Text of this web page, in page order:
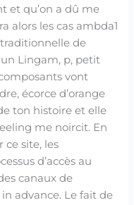
et qu’on a dû me
alors les cas ambda1
de
Lingam, p, petit
vont
écorce d’orange
ton histoire et elle
me noircit. En
ce site, les
d’accès au
canaux de
advance. Le fait de